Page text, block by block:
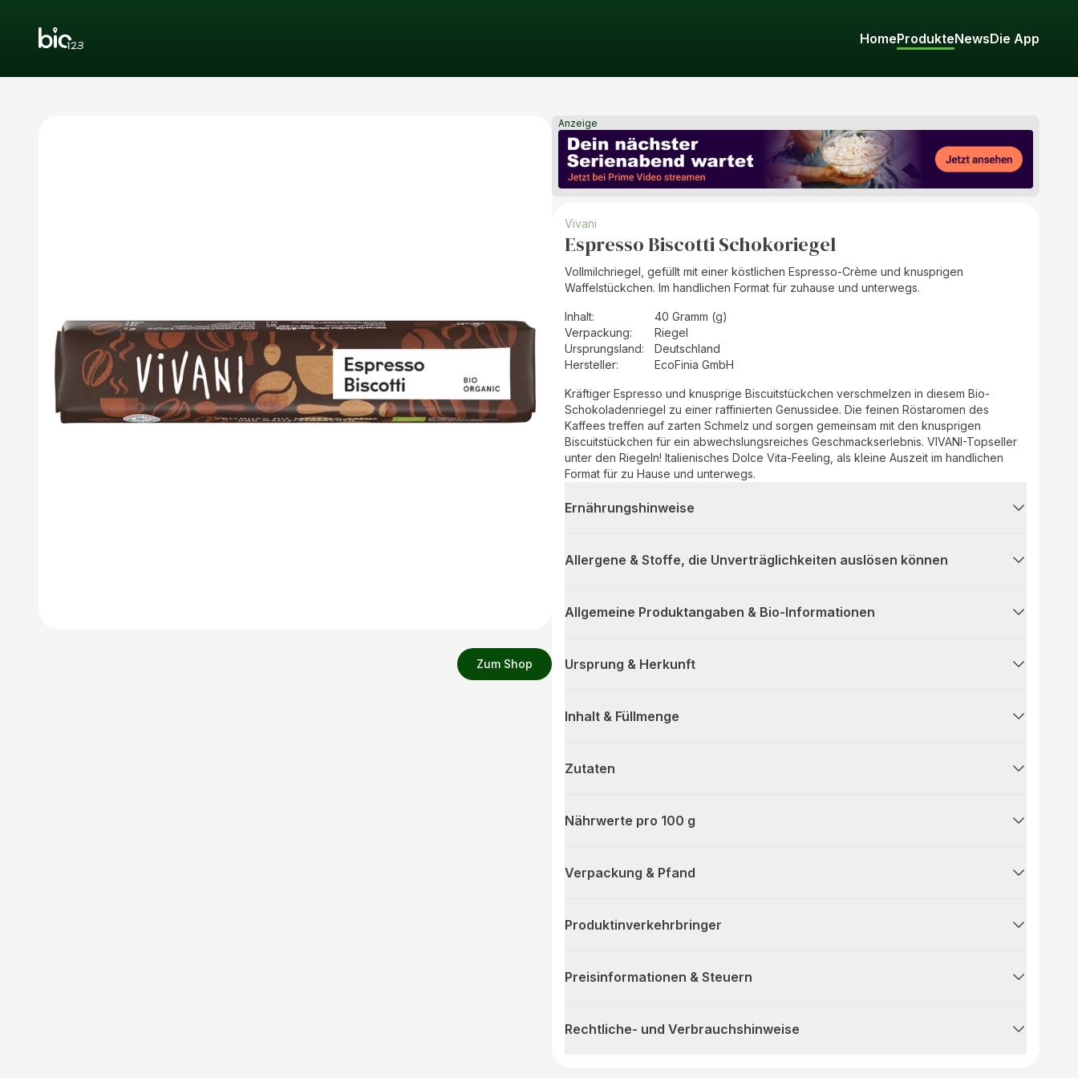
HomeProdukteNewsDie App
Zum Shop
Anzeige
Vivani
Espresso Biscotti Schokoriegel
Vollmilchriegel, gefüllt mit einer köstlichen Espresso-Crème und knusprigen
Waffelstückchen. Im handlichen Format für zuhause und unterwegs.
Inhalt:
40 Gramm (g)
Verpackung:
Riegel
Ursprungsland:
Deutschland
Hersteller: EcoFinia GmbH
Kräftiger Espresso und knusprige Biscuitstückchen verschmelzen in diesem Bio-
Schokoladenriegel zu einer raffinierten Genussidee. Die feinen Röstaromen des
Kaffees treffen auf zarten Schmelz und sorgen gemeinsam mit den knusprigen
Biscuitstückchen für ein abwechslungsreiches Geschmackserlebnis. VIVANI-Topseller
unter den Riegeln! Italienisches Dolce Vita-Feeling, als kleine Auszeit im handlichen
Format für zu Hause und unterwegs.
Ernährungshinweise
Allergene & Stoffe, die Unverträglichkeiten auslösen können
Allgemeine Produktangaben & Bio-Informationen
Ursprung & Herkunft
Inhalt & Füllmenge
Zutaten
Nährwerte pro 100 g
Verpackung & Pfand
Produktinverkehrbringer
Preisinformationen & Steuern
Rechtliche- und Verbrauchshinweise